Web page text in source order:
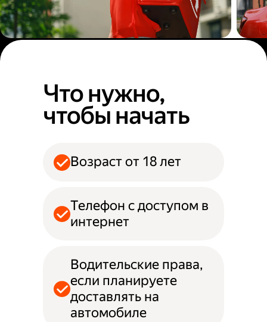
Пеший курьер
Что нужно,
чтобы начать
Возраст от 18 лет
Телефон с доступом в
интернет
Водительские права,
если планируете
доставлять на
автомобиле